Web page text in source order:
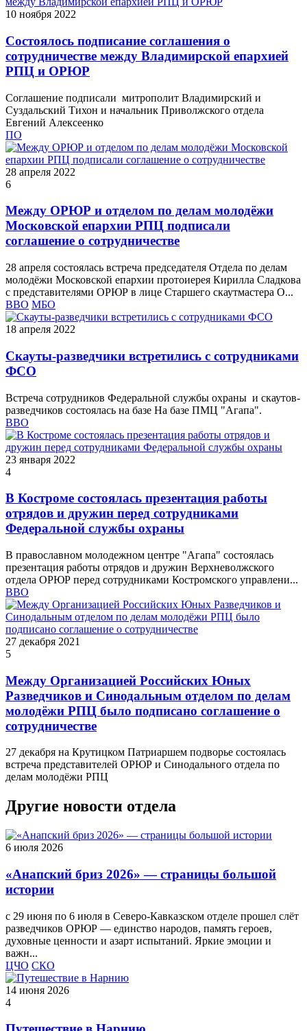
10 ноября 2022
Состоялось подписание соглашения о
сотрудничестве между Владимирской епархией
РПЦ и ОРЮР
Соглашение подписали митрополит Владимирский и
Суздальский Тихон и начальник Приволжского отдела
Евгений Алексеенко
ПО
28 апреля 2022
6
Между ОРЮР и отделом по делам молодёжи
Московской епархии РПЦ подписали
соглашение о сотрудничестве
28 апреля состоялась встреча председателя Отдела по делам
молодёжи Московской епархии протоиерея Кирилла Сладкова
с представителями ОРЮР в лице Старшего скаутмастера О...
ВВО МБО
18 апреля 2022
Скауты-разведчики встретились с сотрудниками
ФСО
Встреча сотрудников Федеральной службы охраны и скаутов-
разведчиков состоялась на базе На базе ПМЦ "Агапа".
ВВО
23 января 2022
4
В Костроме состоялась презентация работы
отрядов и дружин перед сотрудниками
Федеральной службы охраны
В православном молодежном центре "Агапа" состоялась
презентация работы отрядов и дружин Верхневолжского
отдела ОРЮР перед сотрудниками Костромского управлени...
ВВО
27 декабря 2021
5
Между Организацией Российских Юных
Разведчиков и Синодальным отделом по делам
молодёжи РПЦ было подписано соглашение о
сотрудничестве
27 декабря на Крутицком Патриаршем подворье состоялась
встреча представителей ОРЮР и Синодального отдела по
делам молодёжи РПЦ
Другие новости отдела
6 июля 2026
«Анапский бриз 2026» — страницы большой
истории
с 29 июня по 6 июля в Северо-Кавказском отделе прошел слёт
разведчиков ОРЮР — единство народов, память героев,
духовные ценности и азарт испытаний. Яркие эмоции и
важн...
ЦЧО СКО
14 июня 2026
4